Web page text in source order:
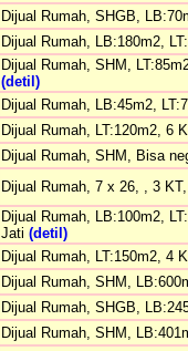
Dijual Rumah, SHGB,
Dijual Rumah, LB:180m2,
Dijual Rumah, SHM,
(detil)
Dijual Rumah, LB:45m2,
Dijual Rumah, LT:120m2, 6
Dijual Rumah, SHM, Bisa
Dijual Rumah, 7 x 26, , 3
Dijual Rumah, LB:100m2,
Jati (detil)
Dijual Rumah, LT:150m2, 4
Dijual Rumah, SHM,
Dijual Rumah, SHGB,
Dijual Rumah, SHM,